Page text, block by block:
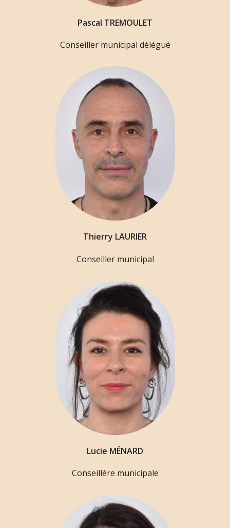
Pascal TREMOULET
Conseiller municipal délégué
Thierry LAURIER
Conseiller municipal
Lucie MÉNARD
Conseillère municipale